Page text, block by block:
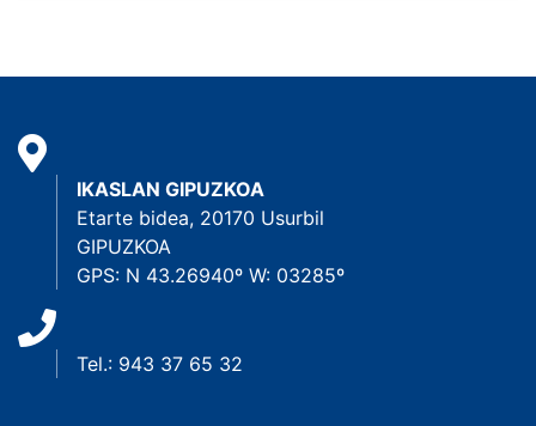
IKASLAN GIPUZKOA
Etarte bidea, 20170 Usurbil
GIPUZKOA
GPS: N 43.26940º W: 03285º
Tel.: 943 37 65 32